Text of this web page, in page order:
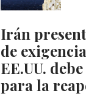
Irán
de
EE.UU.
para la